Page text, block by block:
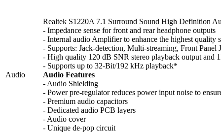
Audio
Realtek S1220A 7.1 Surround Sound High Definition
- Impedance sense for front and rear headphone outputs
- Internal audio Amplifier to enhance the highest quality
- Supports: Jack-detection, Multi-streaming, Front Panel
- High quality 120 dB SNR stereo playback output and
- Supports up to 32-Bit/192 kHz playback*
Audio Features
- Audio Shielding
- Power pre-regulator reduces power input noise to
- Premium audio capacitors
- Dedicated audio PCB layers
- Audio cover
- Unique de-pop circuit